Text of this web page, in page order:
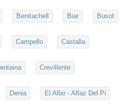
Benitachell Biar Busot
Campello Castalla
Crevillente
Denia El Albir - Alfaz Del Pi